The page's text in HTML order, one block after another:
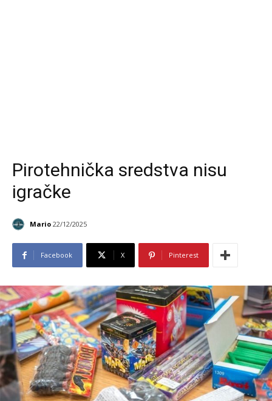
Pirotehnička sredstva nisu
igračke
Mario 22/12/2025
Facebook X Pinterest